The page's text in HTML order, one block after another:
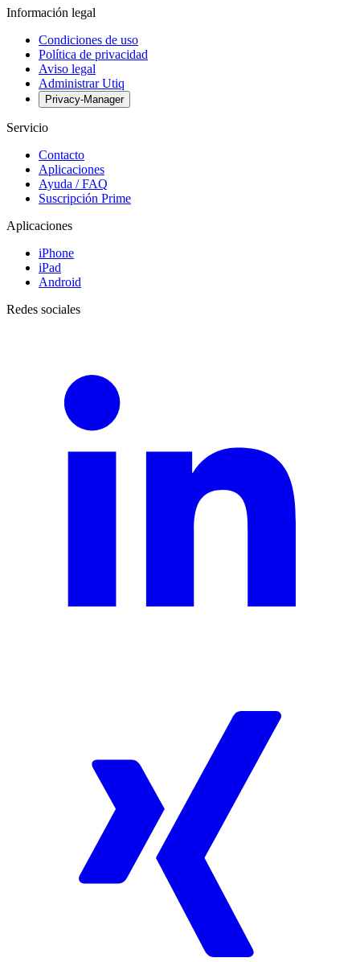
Información legal
Condiciones de uso
Política de privacidad
Aviso legal
Administrar Utiq
Privacy-Manager
Servicio
Contacto
Aplicaciones
Ayuda / FAQ
Suscripción Prime
Aplicaciones
iPhone
iPad
Android
Redes sociales